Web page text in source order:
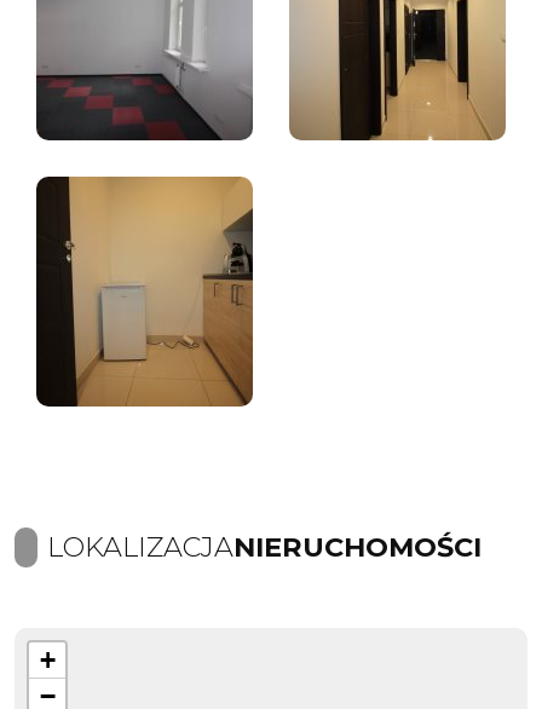
LOKALIZACJANIERUCHOMOŚCI
+
−